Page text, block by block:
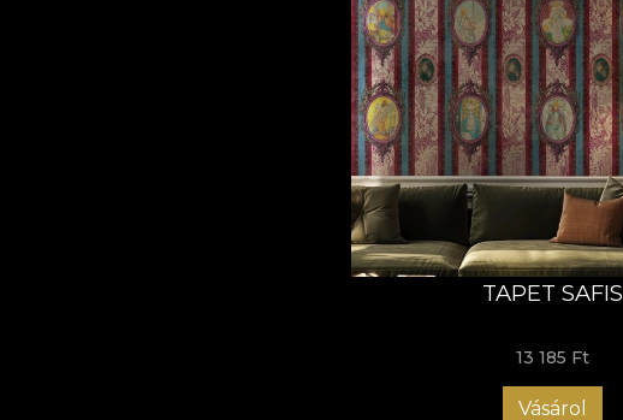
TAPET SAFIS
13 185 Ft
Vásárol